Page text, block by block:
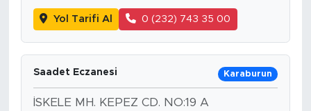
Yol Tarifi Al 0 (232) 743 35 00
Saadet Eczanesi Karaburun
İSKELE MH. KEPEZ CD. NO:19 A